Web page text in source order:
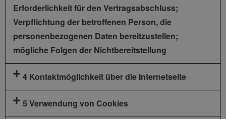
Erforderlichkeit für den Vertragsabschluss;
Verpflichtung der betroffenen Person, die
personenbezogenen Daten bereitzustellen;
mögliche Folgen der Nichtbereitstellung
4 Kontaktmöglichkeit über die Internetseite
5 Verwendung von Cookies